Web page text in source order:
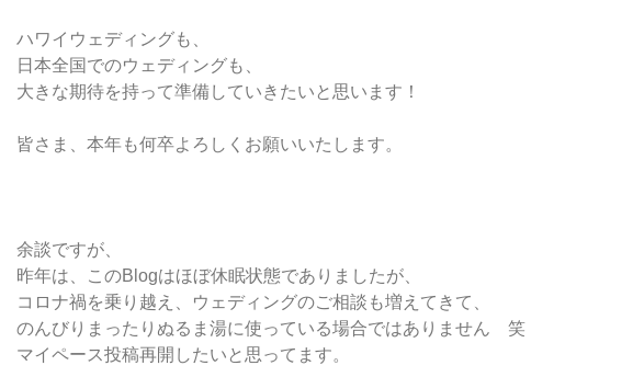
ハワイウェディングも、
日本全国でのウェディングも、
大きな期待を持って準備していきたいと思います！
皆さま、本年も何卒よろしくお願いいたします。
余談ですが、
昨年は、このBlogはほぼ休眠状態でありましたが、
コロナ禍を乗り越え、ウェディングのご相談も増えてきて、
のんびりまったりぬるま湯に使っている場合ではありません　笑
マイペース投稿再開したいと思ってます。